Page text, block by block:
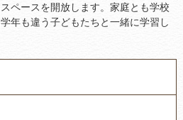
ペースを開放します。家庭とも学校
年も違う子どもたちと一緒に学習し